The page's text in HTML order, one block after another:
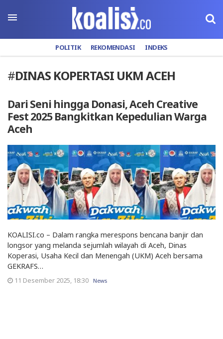
POLITIK REKOMENDASI INDEKS
#DINAS KOPERTASI UKM ACEH
Dari Seni hingga Donasi, Aceh Creative
Fest 2025 Bangkitkan Kepedulian Warga
Aceh
KOALISI.co – Dalam rangka merespons bencana banjir dan
longsor yang melanda sejumlah wilayah di Aceh, Dinas
Koperasi, Usaha Kecil dan Menengah (UKM) Aceh bersama
GEKRAFS…
11 Desember 2025, 18:30 News